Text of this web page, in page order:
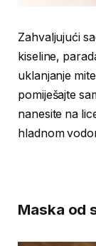
Zahvaljujući
kiseline,
uklanjanje
pomiješajte
nanesite na
hladnom
Maska od